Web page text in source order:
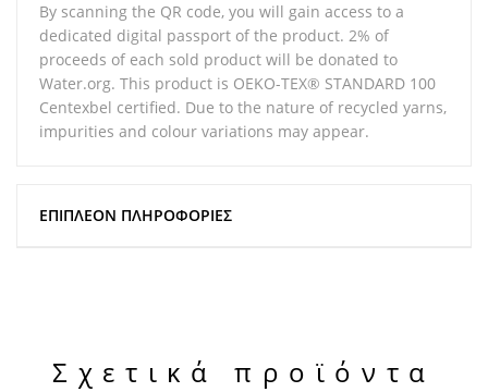
By scanning the QR code, you will gain access to a
dedicated digital passport of the product. 2% of
proceeds of each sold product will be donated to
Water.org. This product is OEKO-TEX® STANDARD 100
Centexbel certified. Due to the nature of recycled yarns,
impurities and colour variations may appear.
ΕΠΙΠΛΈΟΝ ΠΛΗΡΟΦΟΡΊΕΣ
Σχετικά προϊόντα